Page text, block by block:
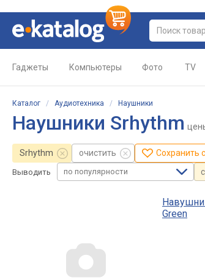
Гаджеты Компьютеры Фото TV
Каталог / Аудиотехника / Наушники
Наушники Srhythm
Srhythm очистить Сохранить
Выводить по популярности
Green